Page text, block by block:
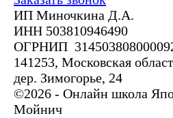
ИП Миночкина Д.А.
ИНН 503810946490
ОГРНИП
141253, Московская
дер. Зимогорье, 24
©2026 - Онлайн школа
Мойнич